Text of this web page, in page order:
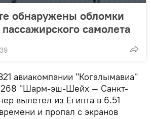
обнаружены обломки
самолета
авиакомпании "Когалымавиа"
"Шарм-эш-Шейх — Санкт-
вылетел из Египта в 6.51
и пропал с экранов